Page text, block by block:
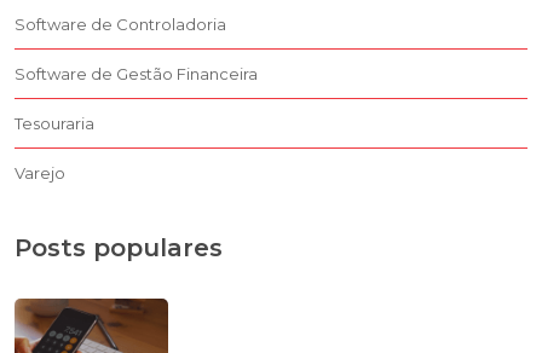
Software de Controladoria
Software de Gestão Financeira
Tesouraria
Varejo
Posts populares